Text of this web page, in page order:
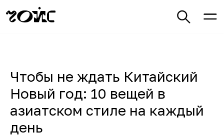
Чтобы не ждать Китайский
Новый год: 10 вещей в
азиатском стиле на каждый
день